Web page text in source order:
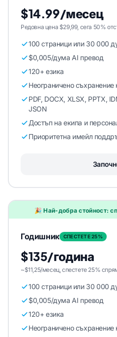
$14.99/месец
Редовна цена $29,99, сега 50%
100 страници или 30 000
$0,005/дума AI превод
120+ езика
Неограничено съхранение
PDF, DOCX, XLSX, PPTX,
JSON
Достъп на екипа и
Приоритетна имейл
🎉 Най-добра стойност:
Годишник СПЕСТЕТЕ 25%
$135/година
~$11,25/месец, спестете 25%
100 страници или 30 000
$0,005/дума AI превод
120+ езика
Неограничено съхранение